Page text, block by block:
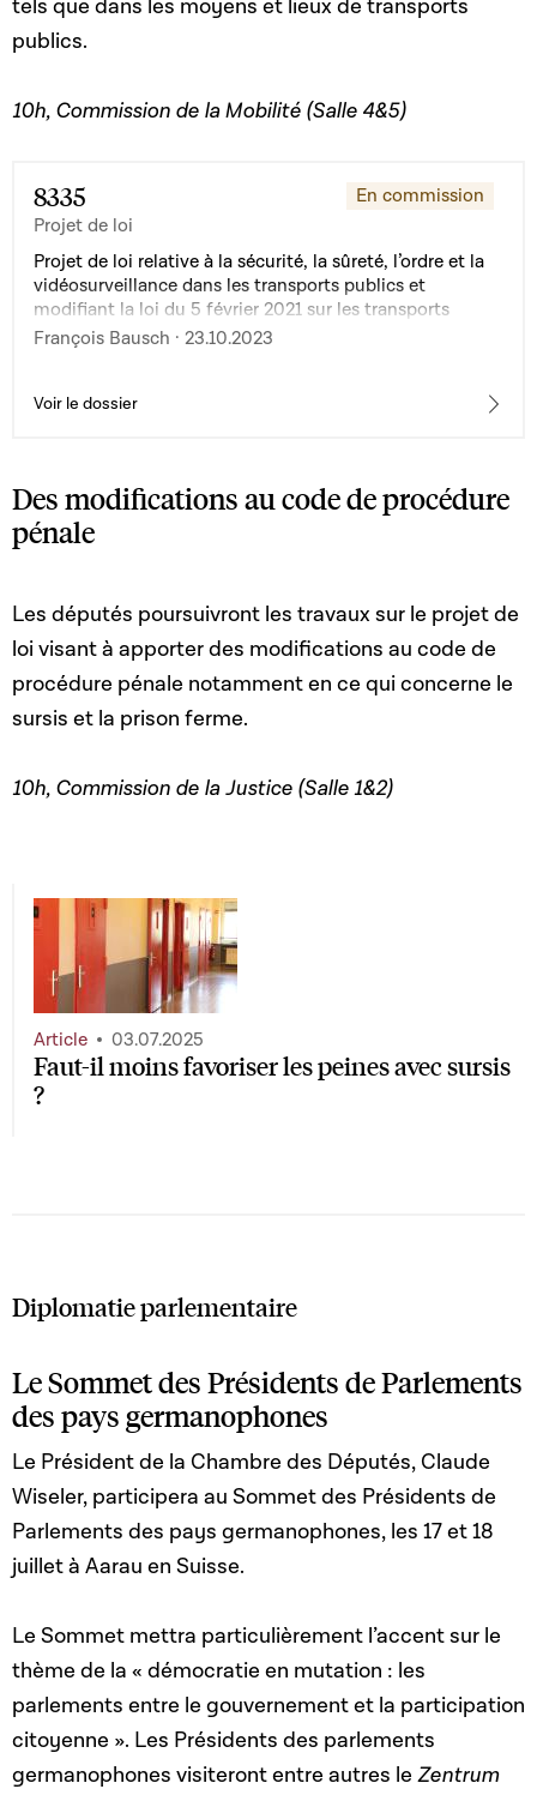
fiscales en faveur de la promotion de l’habitat ; 9° la loi
du 28 juillet 2018 relative au revenu d'inclusion sociale ;
loyer
tels que dans les moyens et lieux de transports
publics.
10h, Commission de la Mobilité (Salle 4&5)
8335
Projet de loi
En commission
Projet de loi relative à la sécurité, la sûreté, l’ordre et la
vidéosurveillance dans les transports publics et
modifiant la loi du 5 février 2021 sur les transports
publics
François Bausch · 23.10.2023
Voir le dossier
Des modifications au code de procédure
pénale
Les députés poursuivront les travaux sur le projet de
loi visant à apporter des modifications au code de
procédure pénale notamment en ce qui concerne le
sursis et la prison ferme.
10h, Commission de la Justice (Salle 1&2)
Faut-il moins favoriser les peines avec sursis
?
Article 03.07.2025
Diplomatie parlementaire
Le Sommet des Présidents de Parlements
des pays germanophones
Le Président de la Chambre des Députés, Claude
Wiseler, participera au Sommet des Présidents de
Parlements des pays germanophones, les 17 et 18
juillet à Aarau en Suisse.
Le Sommet mettra particulièrement l’accent sur le
thème de la « démocratie en mutation : les
parlements entre le gouvernement et la participation
citoyenne ». Les Présidents des parlements
germanophones visiteront entre autres le Zentrum